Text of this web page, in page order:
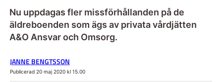
Nu uppdagas fler missförhållanden på de
äldreboenden som ägs av privata vårdjätten
A&O Ansvar och Omsorg.
JANNE BENGTSSON
Publicerad 20 maj 2020 kl 15.00